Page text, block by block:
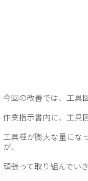
今回の改善では、工具
作業指示書内に、工具
工具種が膨大な量にな
が、
頑張って取り組んでい